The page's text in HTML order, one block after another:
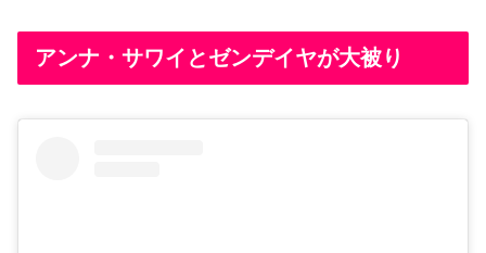
アンナ・サワイとゼンデイヤが大被り